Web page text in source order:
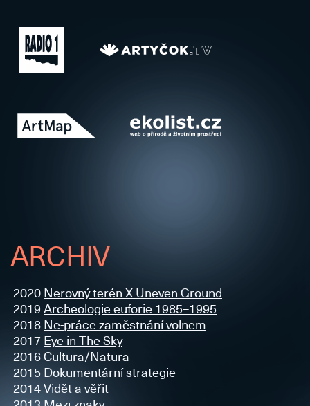
ARCHIV
2020 Nerovný terén X Uneven Ground
2019 Archeologie euforie 1985–1995
2018 Ne-práce zaměstnání volnem
2017 Eye in The Sky
2016Cultura/Natura
2015 Dokumentární strategie
2014Vidět a věřit